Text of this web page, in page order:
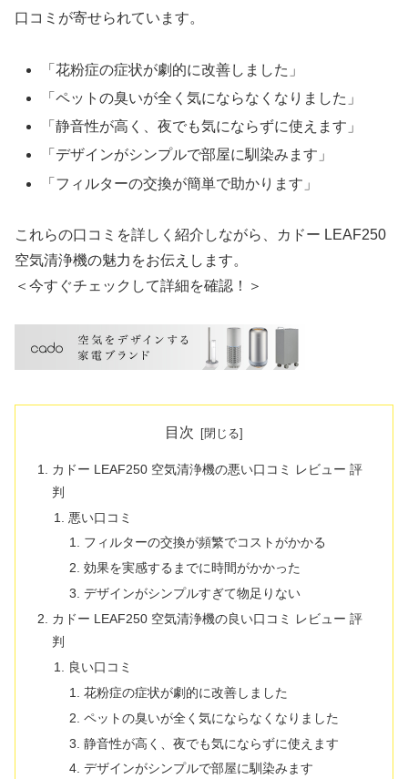
口コミが寄せられています。
「花粉症の症状が劇的に改善しました」
「ペットの臭いが全く気にならなくなりました」
「静音性が高く、夜でも気にならずに使えます」
「デザインがシンプルで部屋に馴染みます」
「フィルターの交換が簡単で助かります」
これらの口コミを詳しく紹介しながら、カドー LEAF250
空気清浄機の魅力をお伝えします。
＜今すぐチェックして詳細を確認！＞
目次
カドー LEAF250 空気清浄機の悪い口コミ レビュー 評
判
悪い口コミ
フィルターの交換が頻繁でコストがかかる
効果を実感するまでに時間がかかった
デザインがシンプルすぎて物足りない
カドー LEAF250 空気清浄機の良い口コミ レビュー 評
判
良い口コミ
花粉症の症状が劇的に改善しました
ペットの臭いが全く気にならなくなりました
静音性が高く、夜でも気にならずに使えます
デザインがシンプルで部屋に馴染みます